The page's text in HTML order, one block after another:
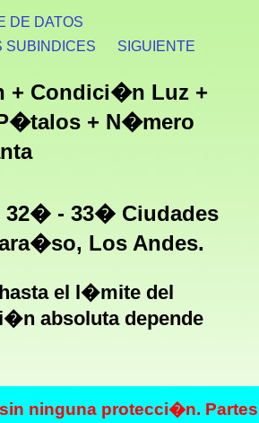
DE DATOS
SUBINDICES SIGUIENTE
+ Condici�n Luz +
+ N�mero
- 33� Ciudades
Los Andes.
el l�mite del
absoluta depende
ninguna protecci�n. Partes